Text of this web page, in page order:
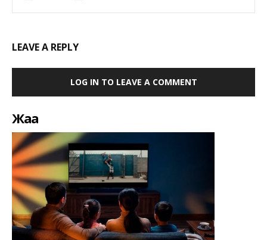
LEAVE A REPLY
LOG IN TO LEAVE A COMMENT
Жаңа